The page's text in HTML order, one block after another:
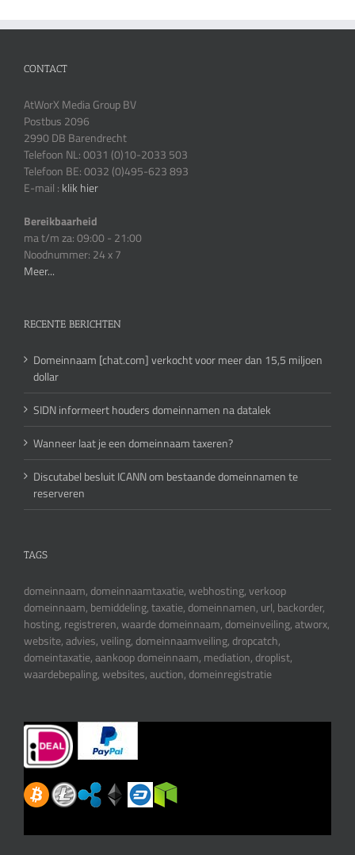
CONTACT
AtWorX Media Group BV
Postbus 2096
2990 DB Barendrecht
Telefoon NL: 0031 (0)10-2033 503
Telefoon BE: 0032 (0)495-623 893
E-mail : klik hier
Bereikbaarheid
ma t/m za: 09:00 - 21:00
Noodnummer: 24 x 7
Meer...
RECENTE BERICHTEN
Domeinnaam [chat.com] verkocht voor meer dan 15,5 miljoen
dollar
SIDN informeert houders domeinnamen na datalek
Wanneer laat je een domeinnaam taxeren?
Discutabel besluit ICANN om bestaande domeinnamen te
reserveren
TAGS
domeinnaam, domeinnaamtaxatie, webhosting, verkoop
domeinnaam, bemiddeling, taxatie, domeinnamen, url, backorder,
hosting, registreren, waarde domeinnaam, domeinveiling, atworx,
website, advies, veiling, domeinnaamveiling, dropcatch,
domeintaxatie, aankoop domeinnaam, mediation, droplist,
waardebepaling, websites, auction, domeinregistratie